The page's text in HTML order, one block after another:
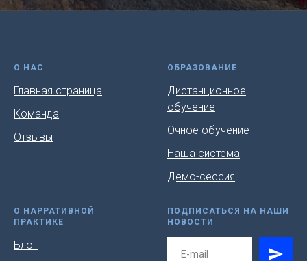
О НАС
Главная страница
Команда
Отзывы
ОБРАЗОВАНИЕ
Дистанционное
обучение
Очное обучение
Наша система
Демо-сессия
О НАРРАТИВНОЙ
ПРАКТИКЕ
Блог
ПОДПИСАТЬСЯ НА НАШИ
НОВОСТИ